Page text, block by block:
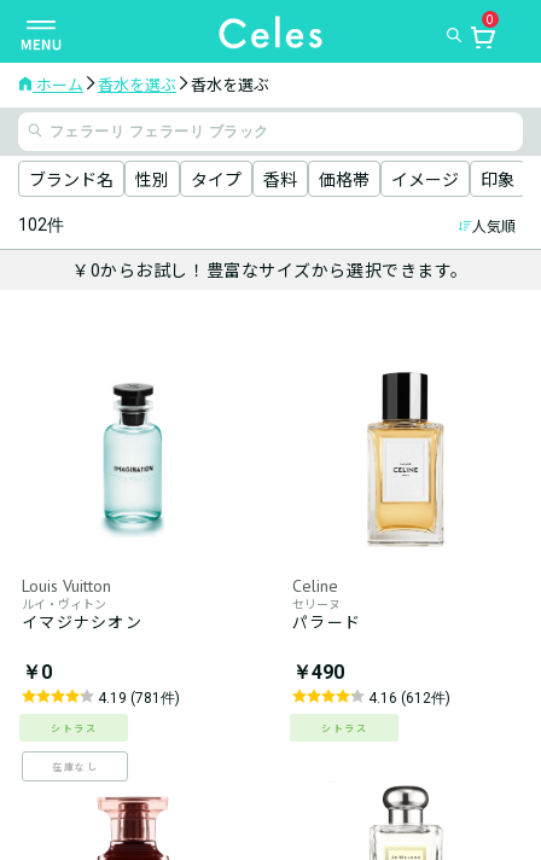
ナ
ビ
ゲ
ー
シ
ョ
ン
を
0
ホーム 香水を選ぶ 香水を選ぶ
ブランド名 性別 タイプ 香料 価格帯 イメージ 印象
102件 人気順
￥0からお試し！豊富なサイズから選択できます。
Louis Vuitton
ルイ・ヴィトン
イマジナシオン
￥0
4.19 (781件)
シトラス
在庫なし
Celine
セリーヌ
パラード
￥490
4.16 (612件)
シトラス